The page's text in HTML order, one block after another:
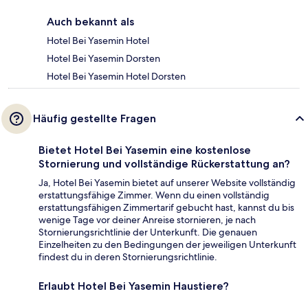
Auch bekannt als
Hotel Bei Yasemin Hotel
Hotel Bei Yasemin Dorsten
Hotel Bei Yasemin Hotel Dorsten
Häufig gestellte Fragen
Bietet Hotel Bei Yasemin eine kostenlose
Stornierung und vollständige Rückerstattung an?
Ja, Hotel Bei Yasemin bietet auf unserer Website vollständig
erstattungsfähige Zimmer. Wenn du einen vollständig
erstattungsfähigen Zimmertarif gebucht hast, kannst du bis
wenige Tage vor deiner Anreise stornieren, je nach
Stornierungsrichtlinie der Unterkunft. Die genauen
Einzelheiten zu den Bedingungen der jeweiligen Unterkunft
findest du in deren Stornierungsrichtlinie.
Erlaubt Hotel Bei Yasemin Haustiere?